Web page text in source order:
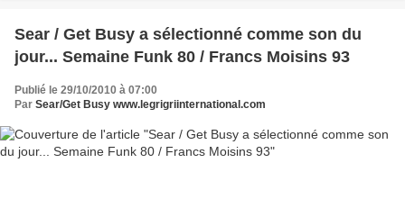
Sear / Get Busy a sélectionné comme son du
jour... Semaine Funk 80 / Francs Moisins 93
Publié le 29/10/2010 à 07:00
Par Sear/Get Busy www.legrigriinternational.com